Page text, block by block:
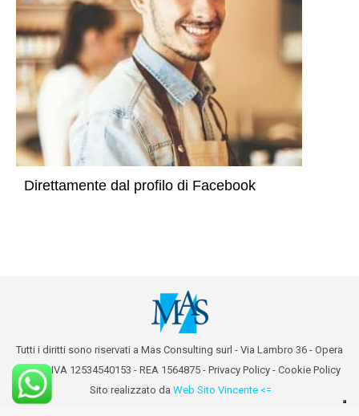
Direttamente dal profilo di Facebook
Tutti i diritti sono riservati a Mas Consulting surl - Via Lambro 36 - Opera
(MI) - P.IVA 12534540153 - REA 1564875 - Privacy Policy - Cookie Policy
Sito realizzato da Web Sito Vincente <=